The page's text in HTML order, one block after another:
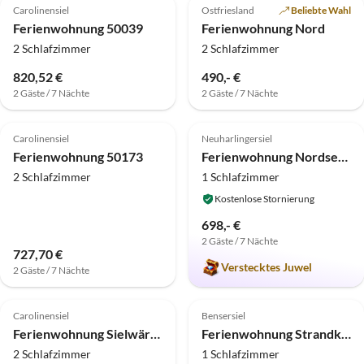
Carolinensiel
Ferienwohnung 50039
2 Schlafzimmer
820,52 €
2 Gäste / 7 Nächte
Ostfriesland Beliebte Wahl
Ferienwohnung Nord
2 Schlafzimmer
490,- €
2 Gäste / 7 Nächte
4.1 (2)
Carolinensiel
Ferienwohnung 50173
2 Schlafzimmer
727,70 €
2 Gäste / 7 Nächte
Top-Inserat
5.0 (1)
Neuharlingersiel
Ferienwohnung Nordseeoase Pethan 2 - Oben
1 Schlafzimmer
Kostenlose Stornierung
698,- €
2 Gäste / 7 Nächte
Verstecktes Juwel
Carolinensiel
Ferienwohnung Sielwärts - Spiekeroog
2 Schlafzimmer
Bensersiel
Ferienwohnung Strandkorb 7
1 Schlafzimmer